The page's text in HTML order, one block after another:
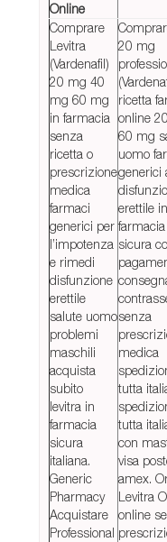
Online
Comprare
Levitra
(Vardenafil)
20 mg 40
mg 60 mg
in farmacia
senza
ricetta o
prescrizione
medica
farmaci
generici per
l’impotenza
e rimedi
disfunzione
erettile
salute uomo
problemi
maschili
acquista
subito
levitra in
farmacia
sicura
italiana.
Generic
Pharmacy
Acquistare
Professional
20 mg
ricetta
online
60 mg
uomo
generici
erettile in
sicura
senza
medica
tutta
tutta
con
visa
amex.
Levitra
online